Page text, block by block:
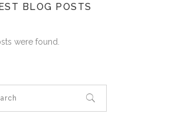
BLOG POSTS
were found.